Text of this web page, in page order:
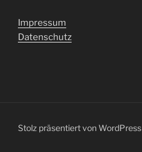
Impressum
Datenschutz
Stolz präsentiert von WordPress